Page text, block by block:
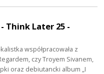
- Think Later 25 -
współpracowała z
czy Troyem Sivanem,
oraz debiutancki album „I